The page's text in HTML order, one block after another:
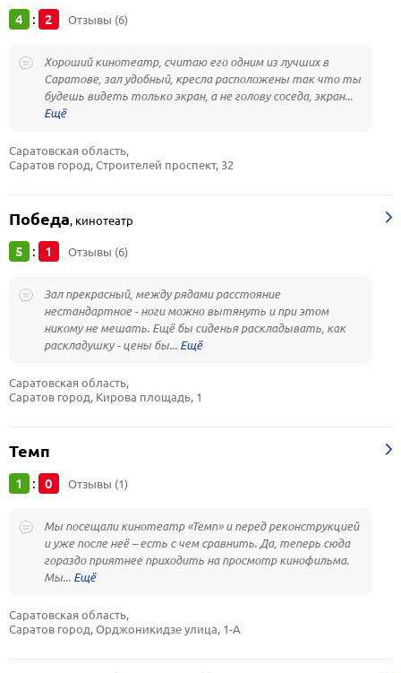
4 : 2 Отзывы (6)
Хороший кинотеатр, считаю его одним из лучших в
Саратове, зал удобный, кресла расположены так что ты
будешь видеть только экран, а не голову соседа, экран...
Саратовская область,
Саратов город, Строителей проспект, 32
Победа, кинотеатр
5 : 1 Отзывы (6)
Зал прекрасный, между рядами расстояние
нестандартное - ноги можно вытянуть и при этом
никому не мешать. Ещё бы сиденья раскладывать, как
раскладушку - цены бы...
Саратовская область,
Саратов город, Кирова площадь, 1
Темп
1 : 0 Отзывы (1)
Мы посещали кинотеатр «Темп» и перед реконструкцией
и уже после неё – есть с чем сравнить. Да, теперь сюда
гораздо приятнее приходить на просмотр кинофильма.
Мы...
Саратовская область,
Саратов город, Орджоникидзе улица, 1-А